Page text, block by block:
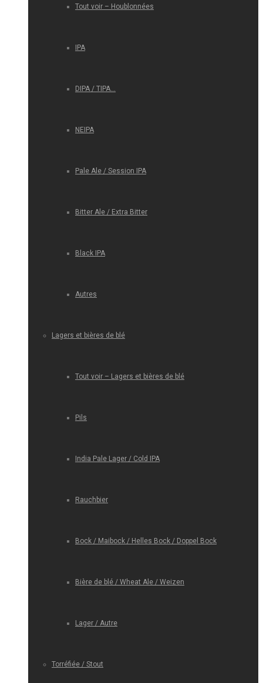
Tout voir – Houblonnées
IPA
DIPA / TIPA…
NEIPA
Pale Ale / Session IPA
Bitter Ale / Extra Bitter
Black IPA
Autres
Lagers et bières de blé
Tout voir – Lagers et bières de blé
Pils
India Pale Lager / Cold IPA
Rauchbier
Bock / Maibock / Helles Bock / Doppel Bock
Bière de blé / Wheat Ale / Weizen
Lager / Autre
Torréfiée / Stout